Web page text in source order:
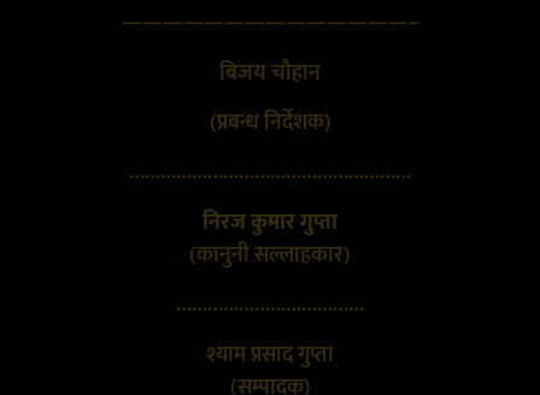
——————————————–
बिजय चौहान
(प्रबन्ध निर्देशक)
………………………………………………
निरज कुमार गुप्ता
(कानुनी सल्लाहकार)
………………………………
श्याम प्रसाद गुप्ता
(सम्पादक)